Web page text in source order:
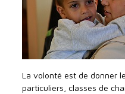
La volonté est de donner
particuliers, classes de